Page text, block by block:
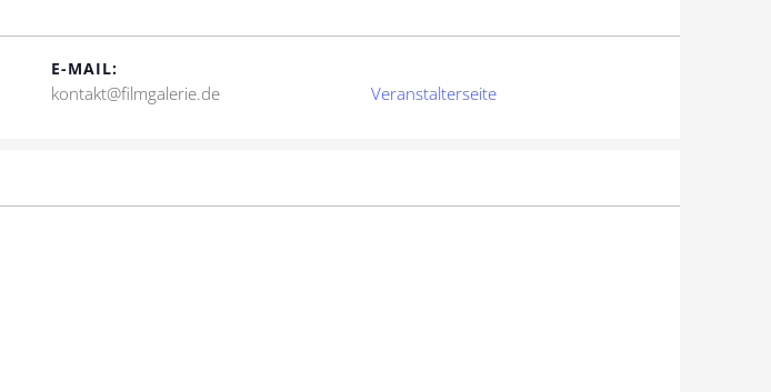
E-MAIL:
kontakt@filmgalerie.de Veranstalterseite